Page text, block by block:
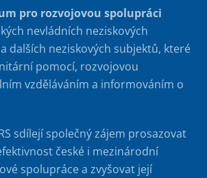
pro rozvojovou spolupráci
nevládních neziskových
dalších neziskových subjektů, které
pomocí, rozvojovou
vzděláváním a informováním o
sdílejí společný zájem prosazovat
české i mezinárodní
spolupráce a zvyšovat její